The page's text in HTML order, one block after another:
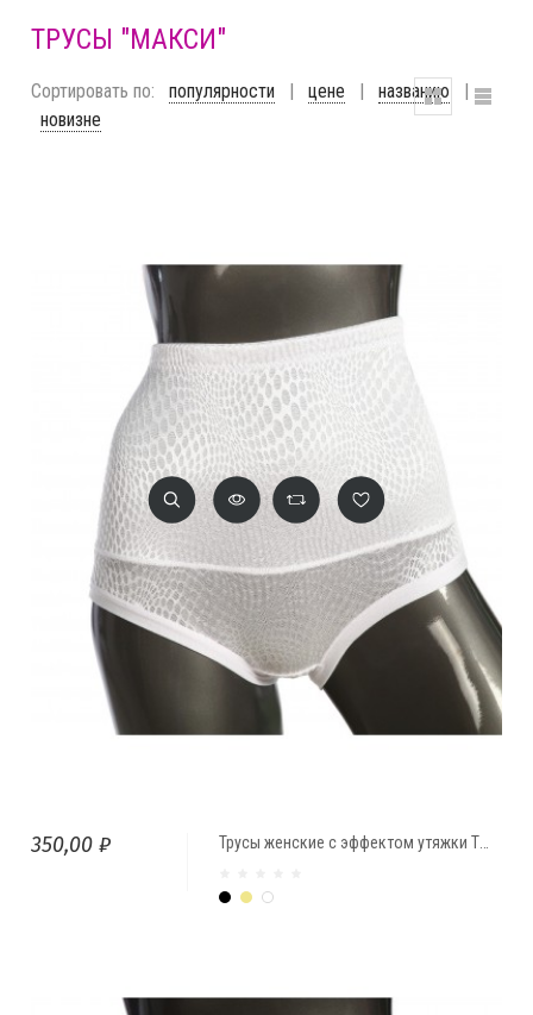
ТРУСЫ "МАКСИ"
Сортировать по: популярности | цене | названию
|
новизне
Трусы женские с эффектом утяжки ТЖМ-026
350,00 ₽
ЧёрныйБежевый
Белый